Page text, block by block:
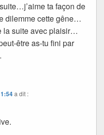
ta façon de
dilemme cette gêne…
la suite avec plaisir…
être as-tu fini par
a dit :